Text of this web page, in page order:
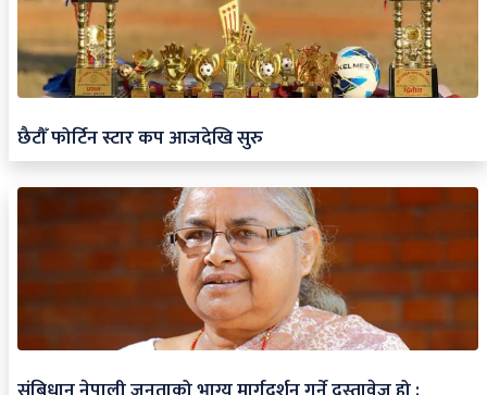
छैटौँ फोर्टिन स्टार कप आजदेखि सुरु